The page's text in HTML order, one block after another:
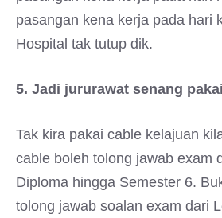
pasangan kena kerja pada hari
Hospital tak tutup dik.
5. Jadi jururawat senang
Tak kira pakai cable kelajuan
cable boleh tolong jawab exam
Diploma hingga Semester 6.
tolong jawab soalan exam dari